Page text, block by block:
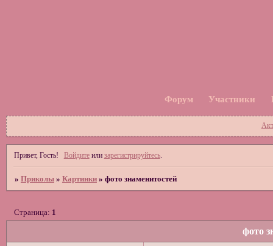
Форум Участники
Привет, Гость! Войдитеили зарегистрируйтесь.
» Приколы » Картинки » фото знаменитостей
фото
Страница: 1